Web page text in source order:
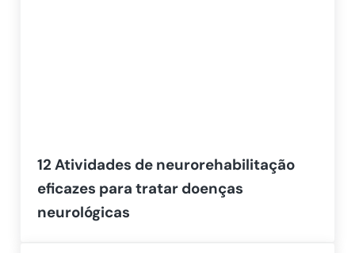
12 Atividades de neurorehabilitação
eficazes para tratar doenças
neurológicas